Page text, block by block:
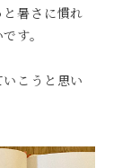
暑さに慣れ
す。
こうと思い